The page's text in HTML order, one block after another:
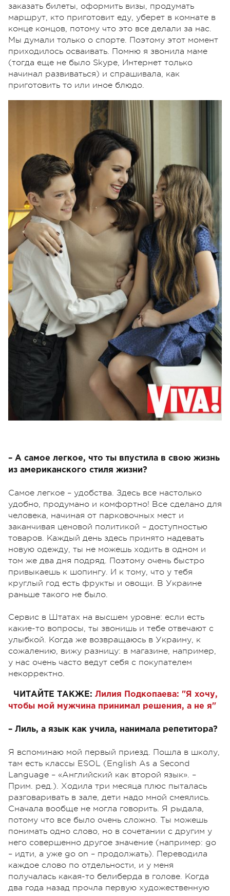
заказать билеты, оформить визы, продумать
маршрут, кто приготовит еду, уберет в комнате в
конце концов, потому что это все делали за нас.
Мы думали только о спорте. Поэтому этот момент
приходилось осваивать. Помню я звонила маме
(тогда еще не было Skype, Интернет только
начинал развиваться) и спрашивала, как
приготовить то или иное блюдо.
– А самое легкое, что ты впустила в свою жизнь
из американского стиля жизни?
Самое легкое – удобства. Здесь все настолько
удобно, продумано и комфортно! Все сделано для
человека, начиная от парковочных мест и
заканчивая ценовой политикой – доступностью
товаров. Каждый день здесь принято надевать
новую одежду, ты не можешь ходить в одном и
том же два дня подряд. Поэтому очень быстро
привыкаешь к шопингу. И к тому, что у тебя
круглый год есть фрукты и овощи. В Украине
раньше такого не было.
Сервис в Штатах на высшем уровне: если есть
какие-то вопросы, ты звонишь и тебе отвечают с
улыбкой. Когда же возвращаюсь в Украину, к
сожалению, вижу разницу: в магазине, например,
у нас очень часто ведут себя с покупателем
некорректно.
ЧИТАЙТЕ ТАКЖЕ: Лилия Подкопаева: "Я хочу,
чтобы мой мужчина принимал решения, а не я"
– Лиль, а язык как учила, нанимала репетитора?
Я вспоминаю мой первый приезд. Пошла в школу,
там есть классы ESOL (English As a Second
Language – «Английский как второй язык». –
Прим. ред.). Ходила три месяца плюс пыталась
разговаривать в зале, дети надо мной смеялись.
Сначала вообще не могла говорить. Я рыдала,
потому что все было очень сложно. Ты можешь
понимать одно слово, но в сочетании с другим у
него совершенно другое значение (например: go
– идти, а уже go on – продолжать). Переводила
каждое слово по отдельности, и у меня
получалась какая-то белиберда в голове. Когда
два года назад прочла первую художественную